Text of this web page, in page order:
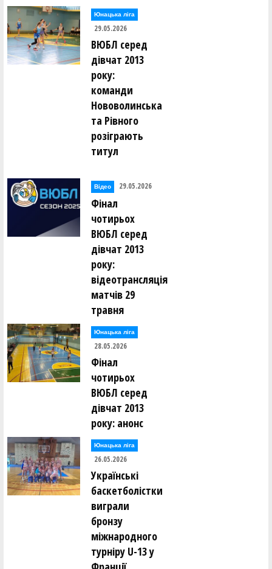
Юнацька ліга
29.05.2026
ВЮБЛ серед
дівчат 2013
року:
команди
Нововолинська
та Рівного
розіграють
титул
Відео 29.05.2026
Фінал
чотирьох
ВЮБЛ серед
дівчат 2013
року:
відеотрансляція
матчів 29
травня
Юнацька ліга
28.05.2026
Фінал
чотирьох
ВЮБЛ серед
дівчат 2013
року: анонс
Юнацька ліга
26.05.2026
Українські
баскетболістки
виграли
бронзу
міжнародного
турніру U-13 у